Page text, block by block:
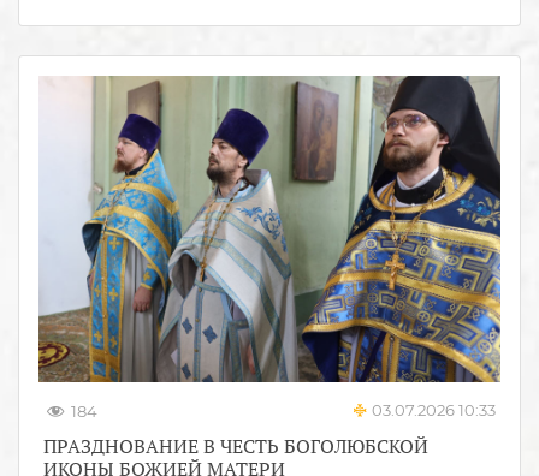
184 03.07.2026 10:33
ПРАЗДНОВАНИЕ В ЧЕСТЬ БОГОЛЮБСКОЙ
ИКОНЫ БОЖИЕЙ МАТЕРИ